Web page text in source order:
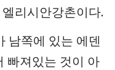
리시안강촌이다.
남쪽에 있는 에덴
빠져있는 것이 아